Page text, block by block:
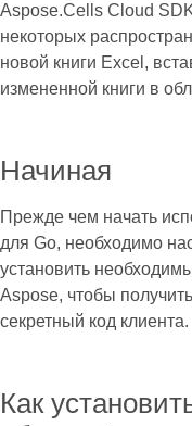
Aspose.Cells Cloud
некоторых
новой книги Excel,
измененной книги в
Начиная
Прежде чем начать
для Go, необходимо
установить
Aspose, чтобы
секретный код клиента.
Как